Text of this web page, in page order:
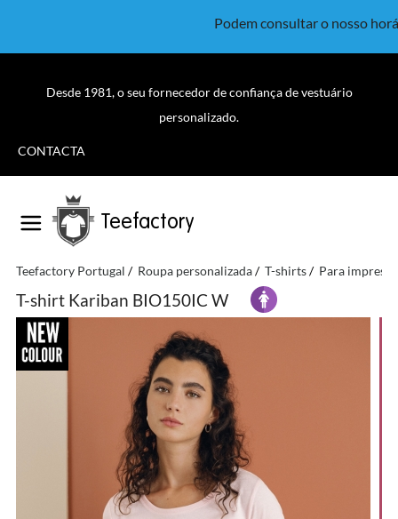
Podem consultar o nosso
Desde 1981, o seu fornecedor de confiança de vestuário
personalizado.
CONTACTA
Teefactory
Teefactory Portugal Roupa personalizada T-shirts Para
T-shirt Kariban BIO150IC W